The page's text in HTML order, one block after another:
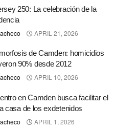
250: La celebración de la
APRIL 21, 2026
de Camden: homicidios
90% desde 2012
APRIL 10, 2026
en Camden busca facilitar el
casa de los exdetenidos
APRIL 1, 2026